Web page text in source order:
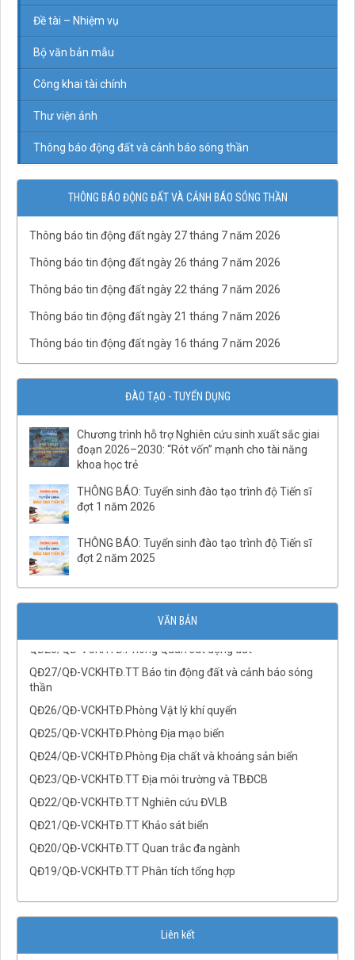
Đề tài – Nhiệm vụ
Bộ văn bản mẫu
Công khai tài chính
Thư viện ảnh
Thông báo động đất và cảnh báo sóng thần
THÔNG BÁO ĐỘNG ĐẤT VÀ CẢNH BÁO SÓNG THẦN
Thông báo tin động đất ngày 27 tháng 7 năm 2026
Thông báo tin động đất ngày 26 tháng 7 năm 2026
Thông báo tin động đất ngày 22 tháng 7 năm 2026
Thông báo tin động đất ngày 21 tháng 7 năm 2026
Thông báo tin động đất ngày 16 tháng 7 năm 2026
ĐÀO TẠO - TUYỂN DỤNG
Chương trình hỗ trợ Nghiên cứu sinh xuất sắc giai
đoạn 2026–2030: “Rót vốn” mạnh cho tài năng
khoa học trẻ
THÔNG BÁO: Tuyển sinh đào tạo trình độ Tiến sĩ
đợt 1 năm 2026
THÔNG BÁO: Tuyển sinh đào tạo trình độ Tiến sĩ
đợt 2 năm 2025
VĂN BẢN
QĐ03/QĐ-VCKHTĐ.Phòng Thạch luận và Sinh khoáng
QĐ số 07-QĐ/VHLKHCNVN Quy tắc ứng xử của cán bộ, viên
chức và người lao động Viện Hàn lâm Khoa học và Công
nghệ Việt Nam
QĐ02/QĐ-VCKHTĐ.Phòng Quản lý tổng hợp
QĐ32/QĐ-VCKHTĐ.Phòng Vật lý địa chất
QĐ31/QĐ-VCKHTĐ.Phòng Điện ly
QĐ29/QĐ-VCKHTĐ.Phòng Địa chấn
QĐ28/QĐ-VCKHTĐ.Phòng Quan sát động đất
thần
không gian
Liên kết